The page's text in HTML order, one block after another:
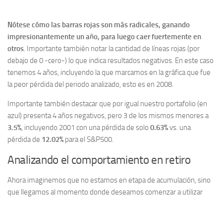
Nótese cómo las barras rojas son más radicales, ganando
impresionantemente un año, para luego caer fuertemente en
otros. Importante también notar la cantidad de líneas rojas (por
debajo de 0 -cero-) lo que indica resultados negativos. En este caso
tenemos 4 años, incluyendo la que marcamos en la gráfica que fue
la peor pérdida del periodo analizado, esto es en 2008.
Importante también destacar que por igual nuestro portafolio (en
azul) presenta 4 años negativos, pero 3 de los mismos menores a
3.5%, incluyendo 2001 con una pérdida de solo 0.63%vs. una
pérdida de 12.02% para el S&P500.
Analizando el comportamiento en retiro
Ahora imaginemos que no estamos en etapa de acumulación, sino
que llegamos al momento donde deseamos comenzar a utilizar